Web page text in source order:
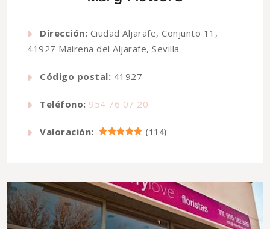
Dirección: Ciudad Aljarafe, Conjunto 11,
41927 Mairena del Aljarafe, Sevilla
Código postal: 41927
Teléfono: 954 76 07 20
Valoración: (114)